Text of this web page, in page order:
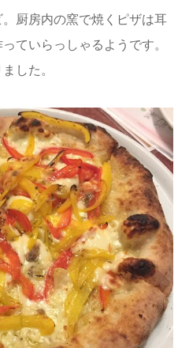
厨房内の窯で焼くピザは耳
ていらっしゃるようです。
した。